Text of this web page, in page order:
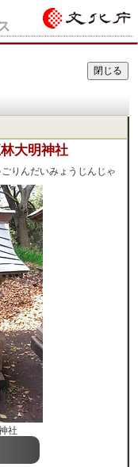
大明神社
りんだいみょうじんじゃ
社